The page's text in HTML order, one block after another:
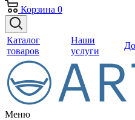
Корзина 0
Каталог
товаров
Наши
услуги
Меню